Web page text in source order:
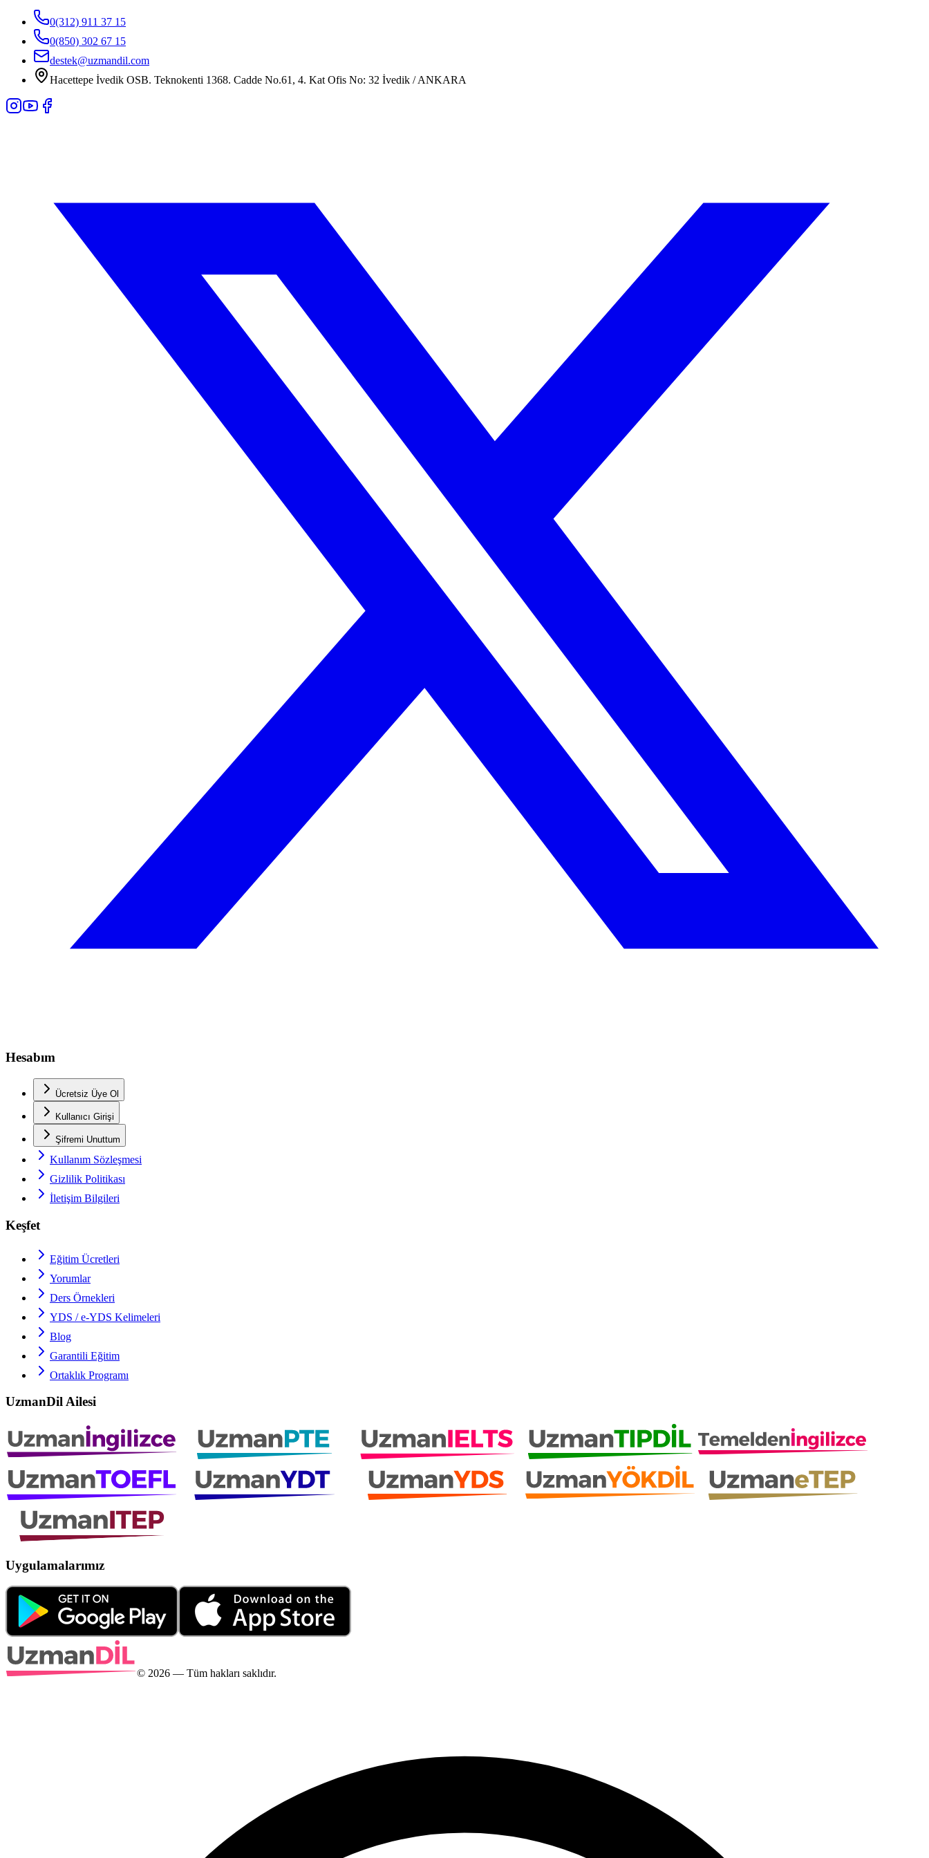
0(312) 911 37 15
0(850) 302 67 15
destek@uzmandil.com
Hacettepe İvedik OSB. Teknokenti 1368. Cadde No.61, 4. Kat Ofis No: 32 İvedik / ANKARA
Hesabım
Ücretsiz Üye Ol
Kullanıcı Girişi
Şifremi Unuttum
Kullanım Sözleşmesi
Gizlilik Politikası
İletişim Bilgileri
Keşfet
Eğitim Ücretleri
Yorumlar
Ders Örnekleri
YDS / e-YDS Kelimeleri
Blog
Garantili Eğitim
Ortaklık Programı
UzmanDil Ailesi
Uygulamalarımız
© 2026 — Tüm hakları saklıdır.